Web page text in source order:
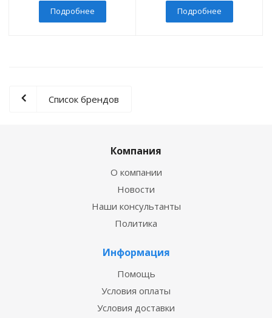
Подробнее Подробнее
Список брендов
Компания
О компании
Новости
Наши консультанты
Политика
Информация
Помощь
Условия оплаты
Условия доставки